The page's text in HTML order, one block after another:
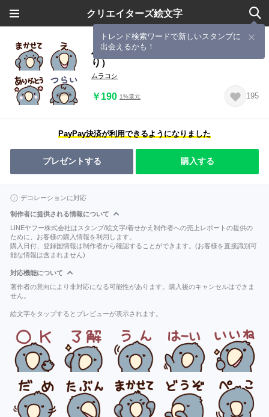
クリエイターズ絵文字
トレンド検索ワードで新しいスタンプに
出会えるかも！
ハシビロコウの日常絵文字6（文字入
り）
ムラコシ
￥190 1%還元 195
PayPay決済が利用できるようになりました
プレゼントする 購入する
デコレーションに対応
制作者に提供される情報について
LINEヤフー株式会社はスタンプ/絵文字/着せかえ制作者への売上レポートの提供の
ために、お客様の購入情報を利用します。
購入日付、登録国情報は制作者から確認することができます。(お客様を直接識別可
能な情報は含まれません)
対応機能について
著作者の意向により非対応になる可能性があります。購入後のキャンセルはできま
せん。
絵文字をタップするとプレビューが表示されます。